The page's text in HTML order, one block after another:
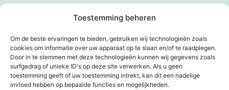
Toestemming beheren
Om de beste ervaringen te bieden, gebruiken wij technologieën zoals
cookies om informatie over uw apparaat op te slaan en/of te raadplegen.
Door in te stemmen met deze technologieën kunnen wij gegevens zoals
surfgedrag of unieke ID's op deze site verwerken. Als u geen
toestemming geeft of uw toestemming intrekt, kan dit een nadelige
invloed hebben op bepaalde functies en mogelijkheden.
Berichten feed
Reacties feed
WordPress.org